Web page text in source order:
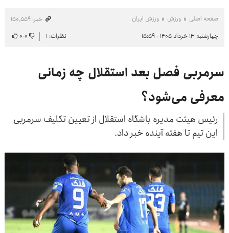
صفحه اصلی ورزش ورزش ایران
خبر: ۱۵۰٬۵۵۹
چهارشنبه ۱۳ خرداد ۱۴۰۵ - ۱۵:۵۹
نظرات: ۱ ۰-۰
سرمربی فصل بعد استقلال چه زمانی
معرفی می‌شود؟
رئیس هیئت مدیره باشگاه استقلال از تعیین تکلیف سرمربی
این تیم تا هفته آینده خبر داد.